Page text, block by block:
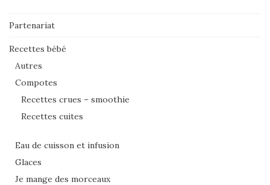
Partenariat
Recettes bébé
Autres
Compotes
Recettes crues – smoothie
Recettes cuites
Eau de cuisson et infusion
Glaces
Je mange des morceaux